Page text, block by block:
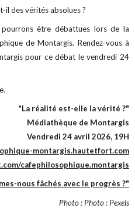
il des vérités absolues ?
être débattues lors de la
de Montargis. Rendez-vous à
pour ce débat le vendredi 24
"La réalité est-elle la vérité ?"
Médiathèque de Montargis
Vendredi 24 avril 2026, 19H
montargis.hautetfort.com
cafephilosophique.montargis
nous fâchés avec le progrès ?"
Photo : Photo : Pexels